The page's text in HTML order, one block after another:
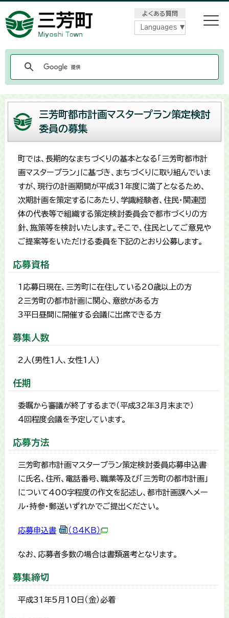
よくある質問
Languages
三芳町都市計画マスタープラン策定検討
委員の募集
町では、長期的なまちづくりの基本となる「三芳町都市計
画マスタープラン」に基づき、まちづくりに取り組んでいま
すが、現行の計画期間が平成31年度に満了となるため、
次期計画を策定するにあたり、学識経験者、住民・関連団
体の代表等で組織する策定検討委員会で都市づくりの方
針、施策等を検討いたします。そこで、住民としてご意見や
ご提案等をいただける委員を下記のとおり公募します。
応募資格
1応募日現在、三芳町に在住している20歳以上の方
2三芳町の都市計画に関心、意欲がある方
3平日昼間に開催する会議に出席できる方
募集人数
2人(男性1人、女性1人)
任期
委嘱から審議が終了するまで（平成32年3月末まで）
4回程度会議を予定しています。
応募方法
三芳町都市計画マスタープラン策定検討委員応募申込書
に氏名、住所、電話番号、職業等及び「三芳町の都市計画」
について400字程度の作文を記述し、都市計画課へメー
ル・持参・郵送いずれかでご提出ください。
応募申込書 （84KB）
なお、応募者多数の場合は書類選考となります。
募集締切
平成31年5月10日（金）必着